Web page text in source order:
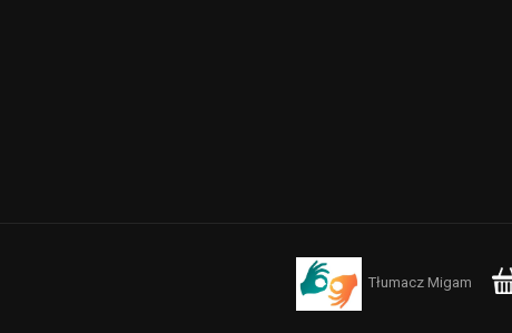
Tłumacz Migam